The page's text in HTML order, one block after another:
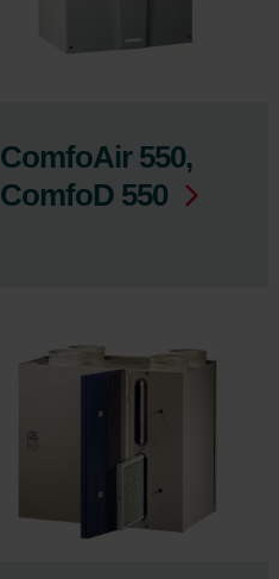
ComfoAir 550,
ComfoD 550